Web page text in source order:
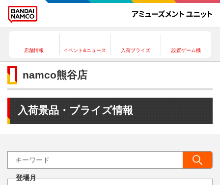
店舗情報 イベント&ニュース 入荷プライズ 設置ゲーム機
namco熊谷店
入荷景品・プライズ情報
登場月